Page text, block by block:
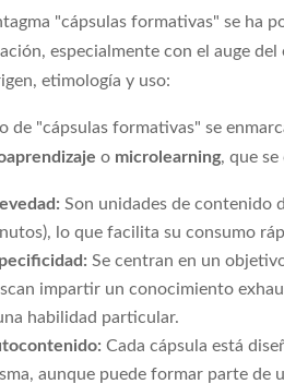
"cápsulas formativas" se ha
especialmente con el auge
etimología y uso:
de "cápsulas formativas" se
o microlearning, que
Son unidades de contenido
lo que facilita su consumo
Se centran en un
impartir un conocimiento
habilidad particular.
Cada cápsula está
aunque puede formar parte de